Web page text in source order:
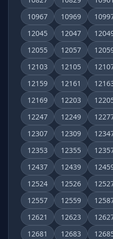
10967
10969
12045
12047
12055
12057
12103
12105
12159
12161
12169
12203
12247
12249
12307
12309
12353
12355
12437
12439
12524
12526
12557
12559
12621
12623
12681
12683